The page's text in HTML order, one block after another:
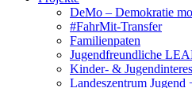
DeMo – Demokratie
#FahrMit-Transfer
Familienpaten
Jugendfreundliche
Kinder- &
Landeszentrum Jugend